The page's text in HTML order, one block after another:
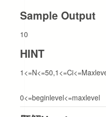
Sample Output
10
HINT
0<=beginlevel<=maxlevel